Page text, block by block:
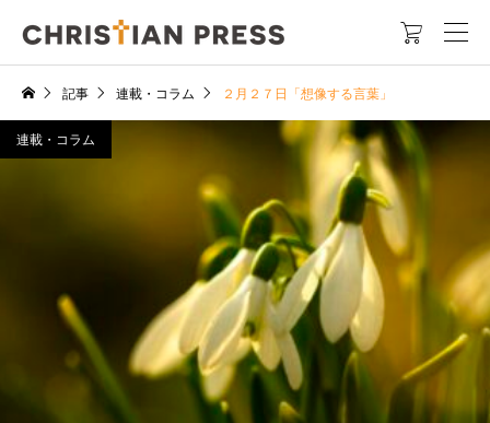

記事 連載・コラム ２月２７日「想像する言葉」
連載・コラム